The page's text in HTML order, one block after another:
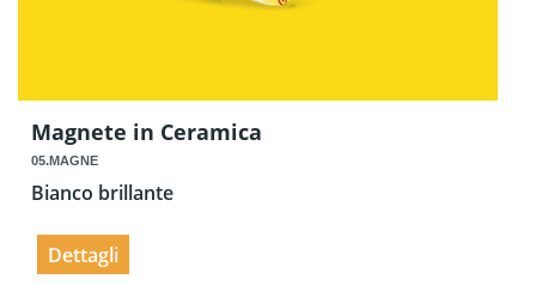
Magnete in Ceramica
05.MAGNE
Bianco brillante
Dettagli